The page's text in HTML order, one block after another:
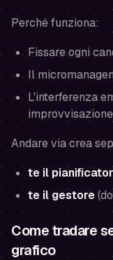
Perché funziona:
Fissare ogni
Il
L'interferenza
Andare via crea
te il
te il gestore
Come tradare
grafico